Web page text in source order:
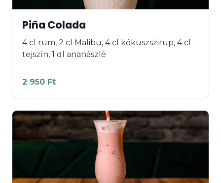
Piña Colada
4 cl rum, 2 cl Malibu, 4 cl kókuszszirup, 4 cl
tejszín, 1 dl ananászlé
2 950 Ft